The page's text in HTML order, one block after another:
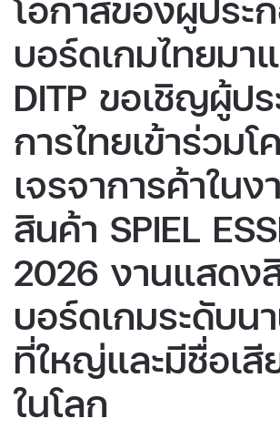
บอร์ดเกมไทยมา
DITP ขอเชิญผู้ป
การไทยเข้าร่วมโ
เจรจาการค้าใน
สินค้า SPIEL
2026 งานแสดง
บอร์ดเกมระดับน
ที่ใหญ่และมีชื่อเ
ในโลก